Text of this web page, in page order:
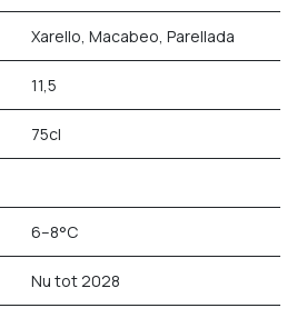
Xarello, Macabeo, Parellada
11,5
75cl
6–8°C
Nu tot 2028